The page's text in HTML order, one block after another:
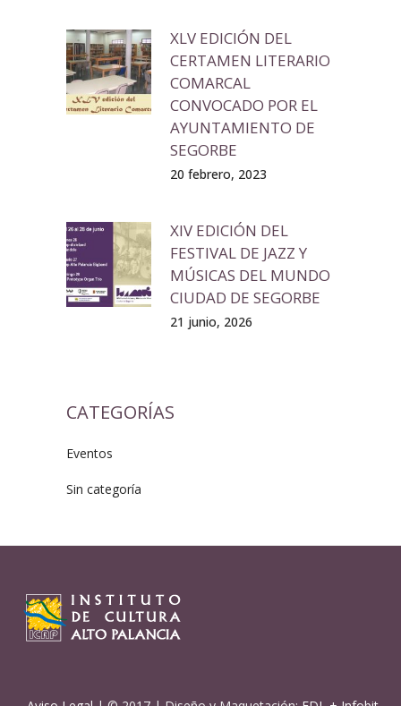
XLV EDICIÓN DEL
CERTAMEN LITERARIO
COMARCAL
CONVOCADO POR EL
AYUNTAMIENTO DE
SEGORBE
20 febrero, 2023
XIV EDICIÓN DEL
FESTIVAL DE JAZZ Y
MÚSICAS DEL MUNDO
CIUDAD DE SEGORBE
21 junio, 2026
CATEGORÍAS
Eventos
Sin categoría